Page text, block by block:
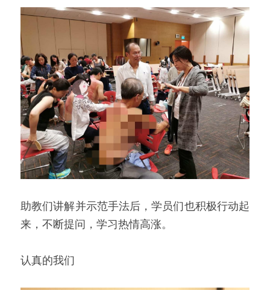
助教们讲解并示范手法后，学员们也积极行动起
来，不断提问，学习热情高涨。
认真的我们